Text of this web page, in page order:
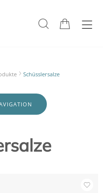
Schüsslersalze